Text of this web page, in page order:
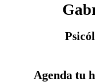
Agenda tu